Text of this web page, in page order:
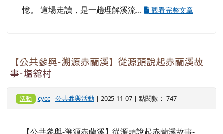
憶。 這場走讀，是一趟理解溪流...
觀看完整文章
【公共參與-溯源赤蘭溪】從源頭說起赤蘭溪故
事-塩舘村
活動 cycc-公共參與活動| 2025-11-07 | 點閱數： 747
【公共參與-溯源赤蘭溪】從源頭說起赤蘭溪故事-